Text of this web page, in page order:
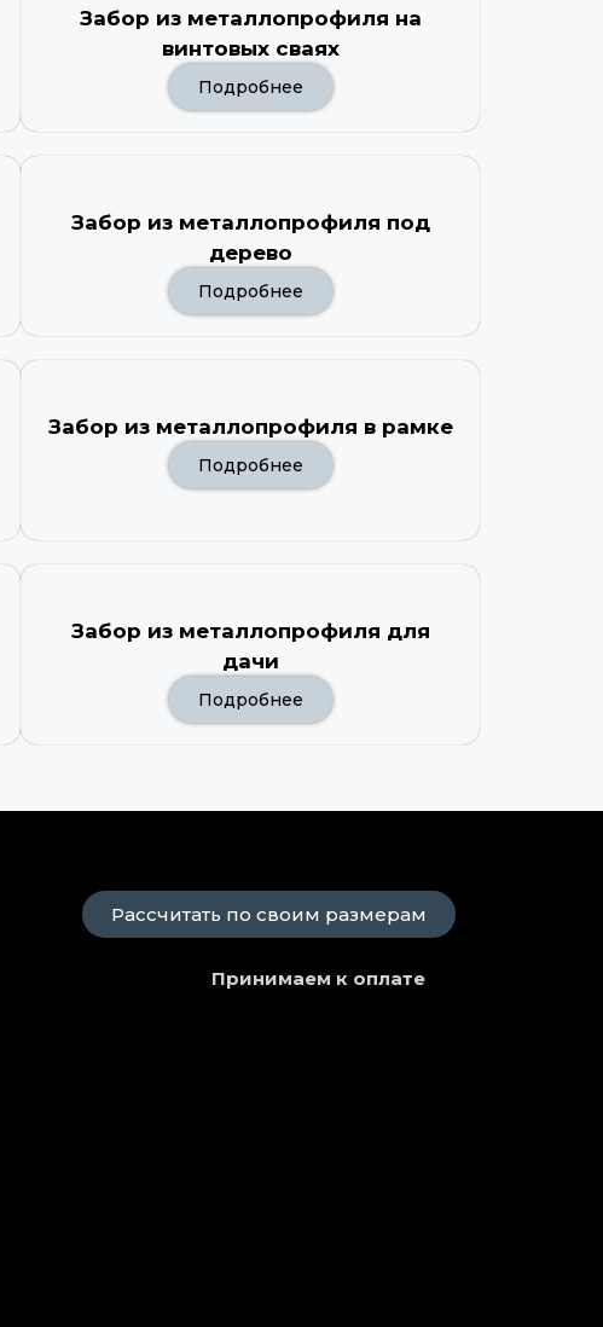
Забор из металлопрофиля на
винтовых сваях
Подробнее
Забор из металлопрофиля под
дерево
Подробнее
Забор из металлопрофиля в рамке
Подробнее
Забор из металлопрофиля для
дачи
Подробнее
Рассчитать по своим размерам
Принимаем к оплате